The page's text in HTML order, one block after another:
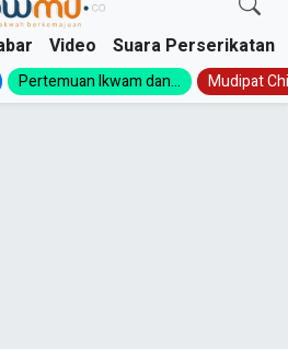
Video Suara Perserikatan
Pertemuan Ikwam dan... Mudipat